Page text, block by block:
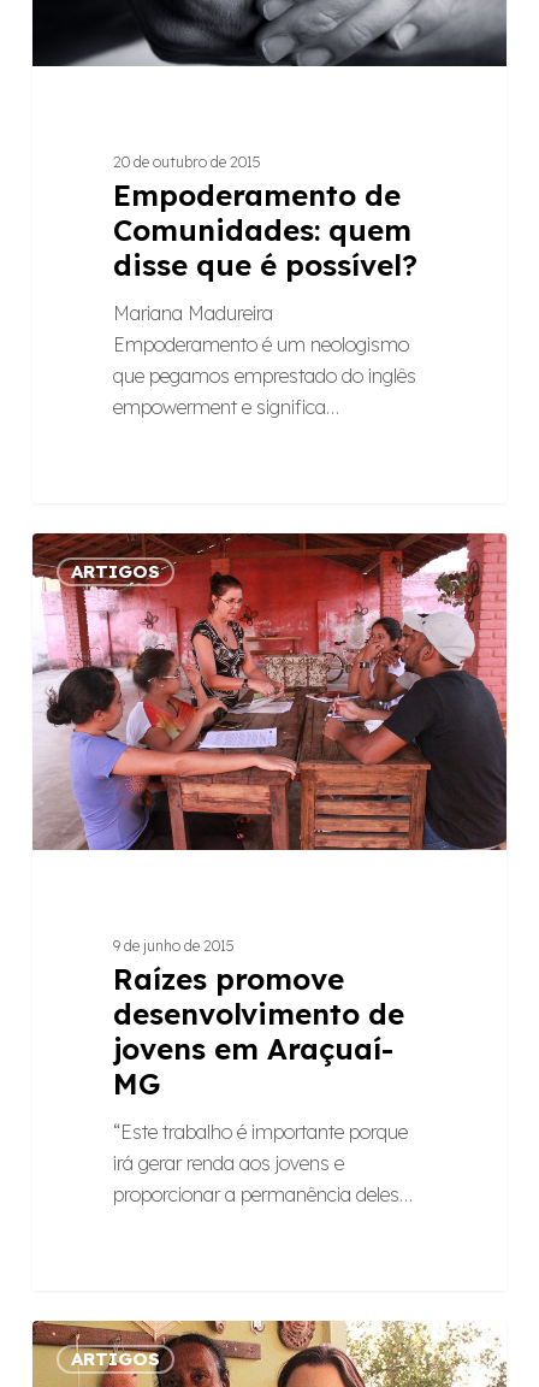
20 de outubro de 2015
Empoderamento de
Comunidades: quem
disse que é possível?
Mariana Madureira
Empoderamento é um neologismo
que pegamos emprestado do inglês
empowerment e significa…
Raízes
promove
desenvolvimento
de
jovens
em
Araçuaí-
MG
ARTIGOS
9 de junho de 2015
Raízes promove
desenvolvimento de
jovens em Araçuaí-
MG
“Este trabalho é importante porque
irá gerar renda aos jovens e
proporcionar a permanência deles…
Fabriqueta
ARTIGOS